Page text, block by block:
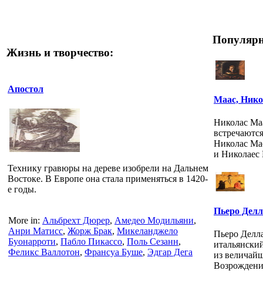
Жизнь и творчество:
Апостол
Технику гравюры на дереве изобрели на Дальнем
Востоке. В Европе она стала применяться в 1420-
е годы.
More in: Альбрехт Дюрер, Амедео Модильяни,
Анри Матисс, Жорж Брак, Микеланджело
Буонарроти, Пабло Пикассо, Поль Сезанн,
Феликс Валлотон, Франсуа Буше, Эдгар Дега
Маас,
Николас
Николас
и Николаес
Пьеро
Пьеро
из